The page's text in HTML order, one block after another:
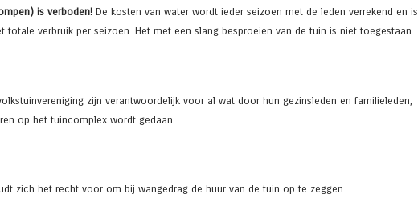
is verboden! De kosten van water wordt ieder seizoen met de leden verrekend en is
totale verbruik per seizoen. Het met een slang besproeien van de tuin is niet toegestaan.
zijn verantwoordelijk voor al wat door hun gezinsleden en familieleden,
op het tuincomplex wordt gedaan.
zich het recht voor om bij wangedrag de huur van de tuin op te zeggen.